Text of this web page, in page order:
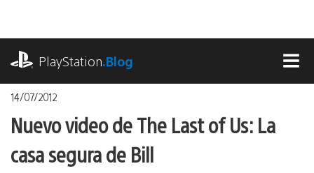
contenido
PlayStation.Blog
14/07/2012
Nuevo video de The Last of Us: La
casa segura de Bill